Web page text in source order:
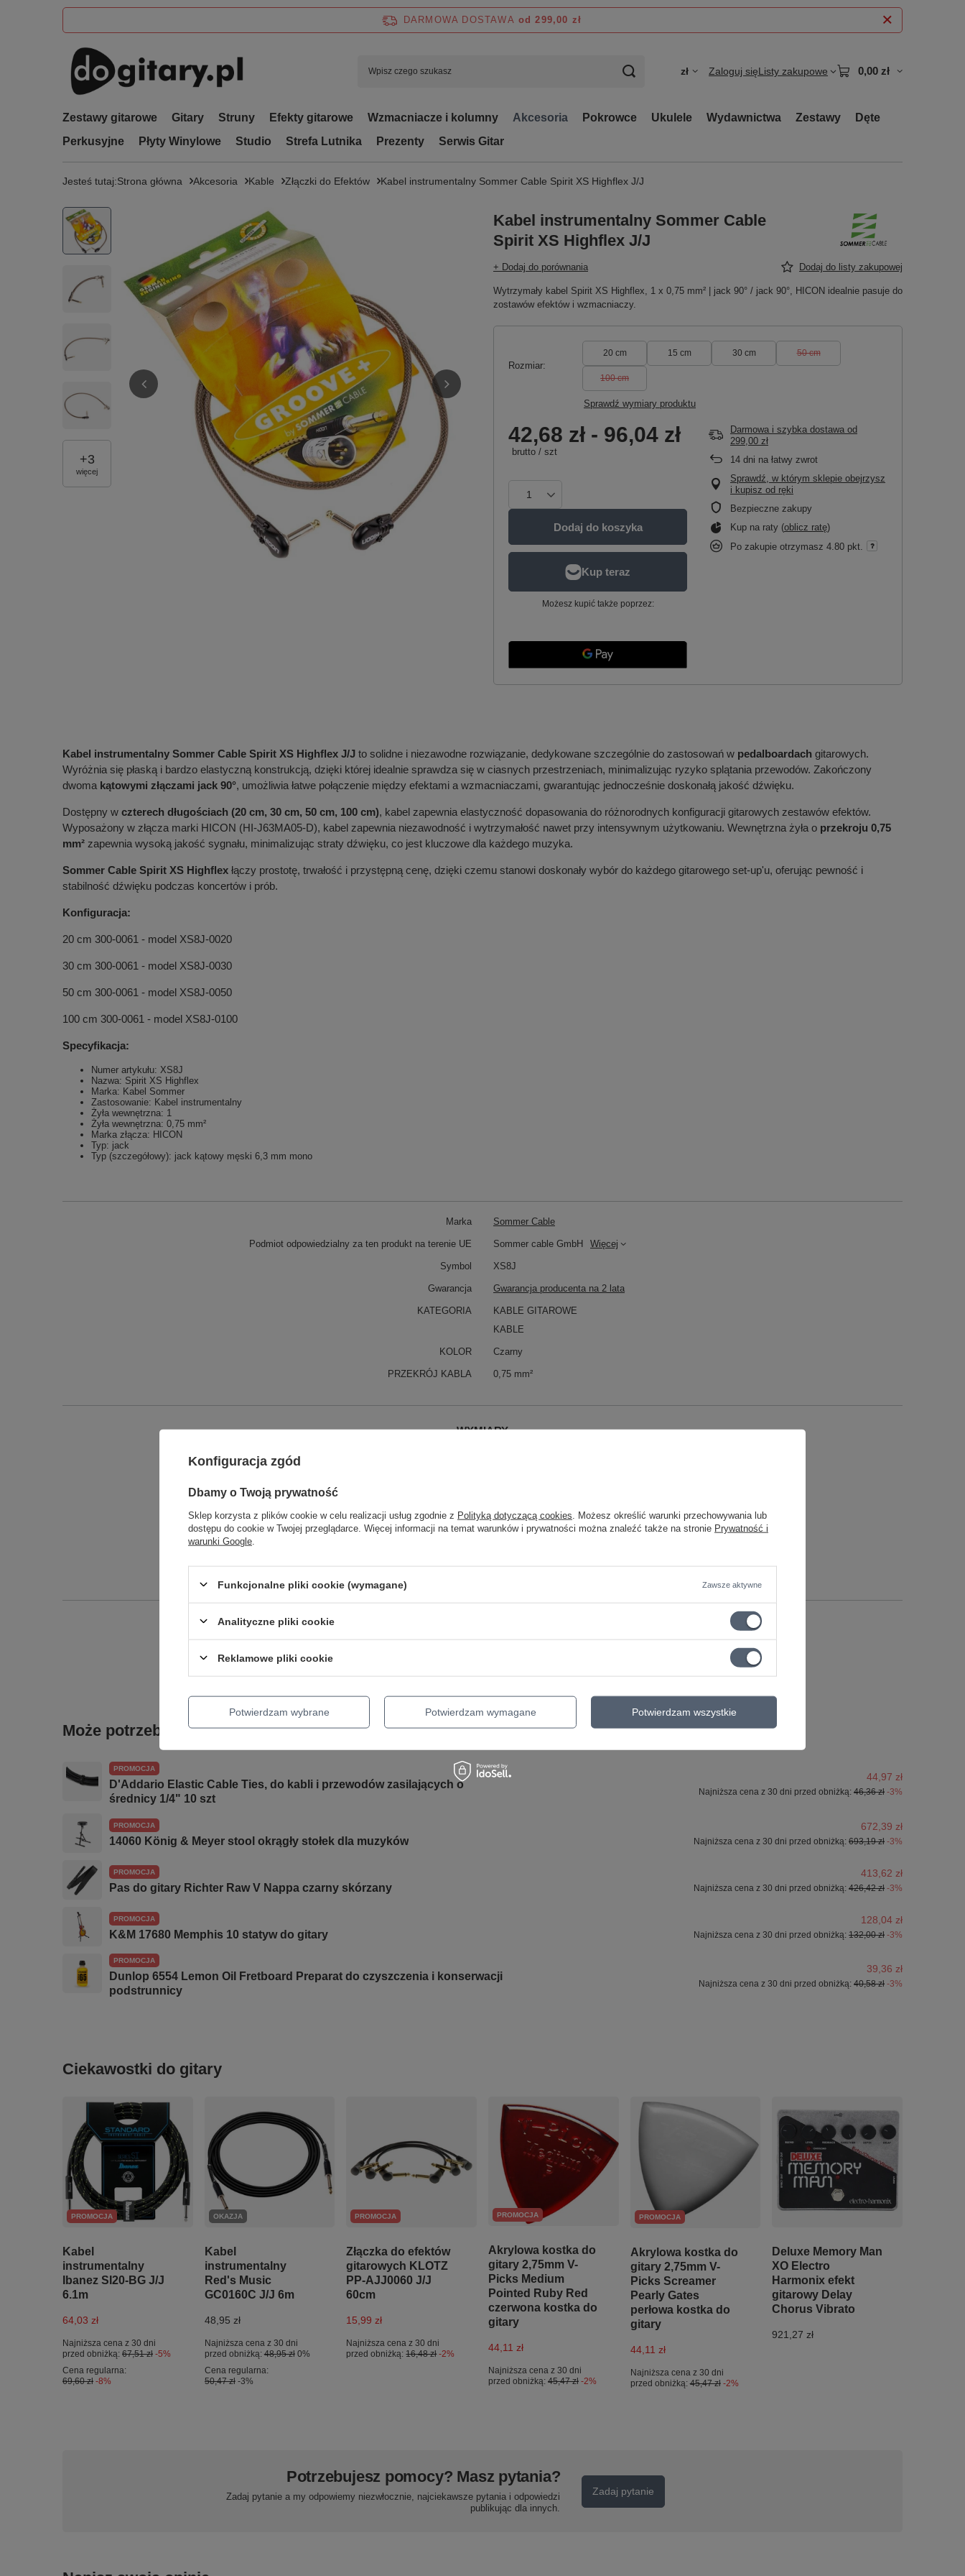
DARMOWA DOSTAWA od 299,00 zł
zł Zaloguj sięListy zakupowe 0,00 zł
Zestawy gitarowe Gitary Struny Efekty gitarowe Wzmacniacze i kolumny Akcesoria Pokrowce Ukulele Wydawnictwa Zestawy
Dęte
Perkusyjne
Płyty Winylowe Studio Strefa Lutnika Prezenty Serwis Gitar
Jesteś tutaj:Strona główna Akcesoria Kable Złączki do Efektów Kabel instrumentalny Sommer Cable Spirit XS Highflex J/J
+3
więcej
Kabel instrumentalny Sommer Cable
Spirit XS Highflex J/J
+ Dodaj do porównania Dodaj do listy zakupowej
Wytrzymały kabel Spirit XS Highflex, 1 x 0,75 mm² | jack 90° / jack 90°, HICON idealnie pasuje do
zostawów efektów i wzmacniaczy.
Rozmiar
20 cm 15 cm 30 cm 50 cm
100 cm
Sprawdź wymiary produktu
42,68 zł - 96,04 zł
brutto / szt
Dodaj do koszyka
Możesz kupić także poprzez:
Darmowa i szybka dostawa od
299,00 zł
14 dni na łatwy zwrot
Sprawdź, w którym sklepie obejrzysz
i kupisz od ręki
Bezpieczne zakupy
Kup na raty (oblicz ratę)
Po zakupie otrzymasz 4.80 pkt.
Kabel instrumentalny Sommer Cable Spirit XS Highflex J/J to solidne i niezawodne rozwiązanie, dedykowane szczególnie do zastosowań w pedalboardach gitarowych.
Wyróżnia się płaską i bardzo elastyczną konstrukcją, dzięki której idealnie sprawdza się w ciasnych przestrzeniach, minimalizując ryzyko splątania przewodów. Zakończony
dwoma kątowymi złączami jack 90°, umożliwia łatwe połączenie między efektami a wzmacniaczami, gwarantując jednocześnie doskonałą jakość dźwięku.
Dostępny w czterech długościach (20 cm, 30 cm, 50 cm, 100 cm), kabel zapewnia elastyczność dopasowania do różnorodnych konfiguracji gitarowych zestawów efektów.
Wyposażony w złącza marki HICON (HI-J63MA05-D), kabel zapewnia niezawodność i wytrzymałość nawet przy intensywnym użytkowaniu. Wewnętrzna żyła o przekroju 0,75
mm² zapewnia wysoką jakość sygnału, minimalizując straty dźwięku, co jest kluczowe dla każdego muzyka.
Sommer Cable Spirit XS Highflex łączy prostotę, trwałość i przystępną cenę, dzięki czemu stanowi doskonały wybór do każdego gitarowego set-up'u, oferując pewność i
stabilność dźwięku podczas koncertów i prób.
Konfiguracja:
20 cm 300-0061 - model XS8J-0020
30 cm 300-0061 - model XS8J-0030
50 cm 300-0061 - model XS8J-0050
100 cm 300-0061 - model XS8J-0100
Specyfikacja:
Numer artykułu: XS8J
Nazwa: Spirit XS Highflex
Marka: Kabel Sommer
Zastosowanie: Kabel instrumentalny
Żyła wewnętrzna: 1
Żyła wewnętrzna: 0,75 mm²
Marka złącza: HICON
Typ: jack
Typ (szczegółowy): jack kątowy męski 6,3 mm mono
Marka Sommer Cable
Podmiot odpowiedzialny za ten produkt na terenie UE Sommer cable GmbH Więcej
Symbol XS8J
Gwarancja Gwarancja producenta na 2 lata
KATEGORIA
KABLE GITAROWE
KABLE
KOLOR Czarny
PRZEKRÓJ KABLA 0,75 mm²
WYMIARY
0.5m
WTYKI 2 x Kątowy
sklepem za pośrednictwem formularza reklamacji aby
Może potrzebujesz tego do gitary
PROMOCJA
D'Addario Elastic Cable Ties, do kabli i przewodów zasilających o
średnicy 1/4" 10 szt
44,97 zł
Najniższa cena z 30 dni przed obniżką: 46,36 zł -3%
PROMOCJA
14060 König & Meyer stool okrągły stołek dla muzyków
672,39 zł
Najniższa cena z 30 dni przed obniżką: 693,19 zł -3%
PROMOCJA
Pas do gitary Richter Raw V Nappa czarny skórzany
413,62 zł
Najniższa cena z 30 dni przed obniżką: 426,42 zł -3%
PROMOCJA
K&M 17680 Memphis 10 statyw do gitary
128,04 zł
Najniższa cena z 30 dni przed obniżką: 132,00 zł -3%
PROMOCJA
Dunlop 6554 Lemon Oil Fretboard Preparat do czyszczenia i konserwacji
podstrunnicy
39,36 zł
Najniższa cena z 30 dni przed obniżką: 40,58 zł -3%
Ciekawostki do gitary
PROMOCJA
Kabel
instrumentalny
Ibanez SI20-BG J/J
6.1m
64,03 zł
Najniższa cena z 30 dni
przed obniżką: 67,51 zł -5%
Cena regularna:
69,60 zł -8%
OKAZJA
Kabel
instrumentalny
Red's Music
GC0160C J/J 6m
48,95 zł
Najniższa cena z 30 dni
przed obniżką:48,95 zł 0%
Cena regularna:
50,47 zł -3%
PROMOCJA
Złączka do efektów
gitarowych KLOTZ
PP-AJJ0060 J/J
60cm
15,99 zł
Najniższa cena z 30 dni
przed obniżką:16,48 zł -2%
PROMOCJA
Akrylowa kostka do
gitary 2,75mm V-
Picks Medium
Pointed Ruby Red
czerwona kostka do
gitary
44,11 zł
Najniższa cena z 30 dni
przed obniżką: 45,47 zł -2%
PROMOCJA
Akrylowa kostka do
gitary 2,75mm V-
Picks Screamer
Pearly Gates
perłowa kostka do
gitary
44,11 zł
Najniższa cena z 30 dni
przed obniżką:45,47 zł -2%
Deluxe Memory Man
XO Electro
Harmonix efekt
gitarowy Delay
Chorus Vibrato
921,27 zł
Potrzebujesz pomocy? Masz pytania?
Zadaj pytanie a my odpowiemy niezwłocznie, najciekawsze pytania i odpowiedzi
publikując dla innych.
Zadaj pytanie
Konfiguracja zgód
Dbamy o Twoją prywatność
Sklep korzysta z plików cookie w celu realizacji usług zgodnie z Polityką dotyczącą cookies . Możesz określić warunki przechowywania lub
dostępu do cookie w Twojej przeglądarce. Więcej informacji na temat warunków i prywatności można znaleźć także na stronie Prywatność i
warunki Google
Funkcjonalne pliki cookie (wymagane) Zawsze aktywne
Analityczne pliki cookie
Reklamowe pliki cookie
Potwierdzam wybrane Potwierdzam wymagane Potwierdzam wszystkie